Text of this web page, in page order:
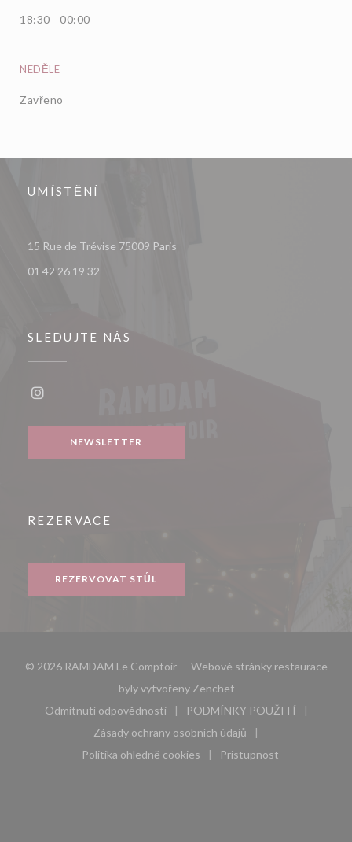
18:30 - 00:00
NEDĚLE
Zavřeno
UMÍSTĚNÍ
15 Rue de Trévise 75009 Paris
01 42 26 19 32
SLEDUJTE NÁS
NEWSLETTER
REZERVACE
REZERVOVAT STŮL
© 2026 RAMDAM Le Comptoir — Webové stránky restaurace
byly vytvořeny Zenchef((otevře se v novém
Odmítnutí odpovědnosti
((otevře se v novém okně))
PODMÍNKY POUŽITÍ
((otevře se v novém
Zásady ochrany osobních údajů
((otevře se v novém okně))
Politika ohledně cookies
((otevře se v novém okně))
Pristupnost
((otevře se v novém